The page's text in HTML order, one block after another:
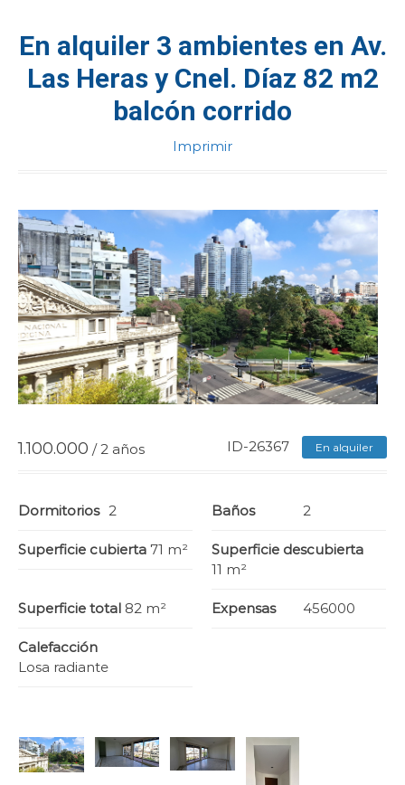
En alquiler 3 ambientes en Av.
Las Heras y Cnel. Díaz 82 m2
balcón corrido
Imprimir
1.100.000 / 2 años ID-26367 En alquiler
Dormitorios 2 Baños 2
Superficie cubierta 71 m²
Superficie descubierta
11 m²
Superficie total 82 m² Expensas 456000
Calefacción
Losa radiante